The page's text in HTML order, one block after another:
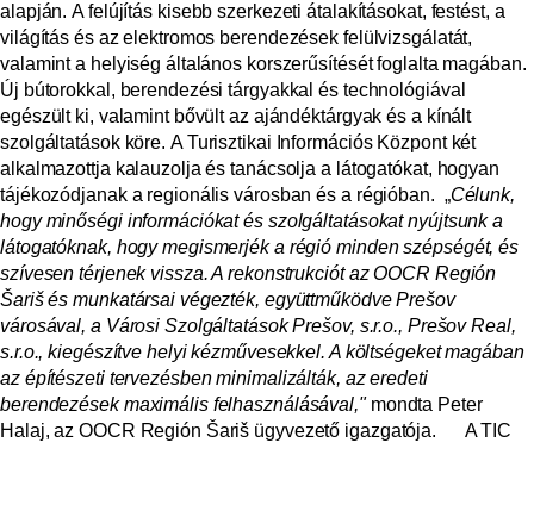
alapján.A felújítás kisebb szerkezeti átalakításokat, festést, a
világítás és az elektromos berendezések felülvizsgálatát,
valamint a helyiség általános korszerűsítését foglalta magában.
Új bútorokkal, berendezési tárgyakkal és technológiával
egészült ki, valamint bővült az ajándéktárgyak és a kínált
szolgáltatások köre. A Turisztikai Információs Központ két
alkalmazottja kalauzolja és tanácsolja a látogatókat, hogyan
tájékozódjanak a regionális városban és a régióban. „Célunk,
hogy minőségi információkat és szolgáltatásokat nyújtsunk a
látogatóknak, hogy megismerjék a régió minden szépségét, és
szívesen térjenek vissza. A rekonstrukciót az OOCR Región
Šariš és munkatársai végezték, együttműködve Prešov
városával, a Városi Szolgáltatások Prešov, s.r.o., Prešov Real,
s.r.o., kiegészítve helyi kézművesekkel. A költségeket magában
az építészeti tervezésben minimalizálták, az eredeti
berendezések maximális felhasználásával," mondta Peter
Halaj, az OOCR Región Šariš ügyvezető igazgatója.
A TIC